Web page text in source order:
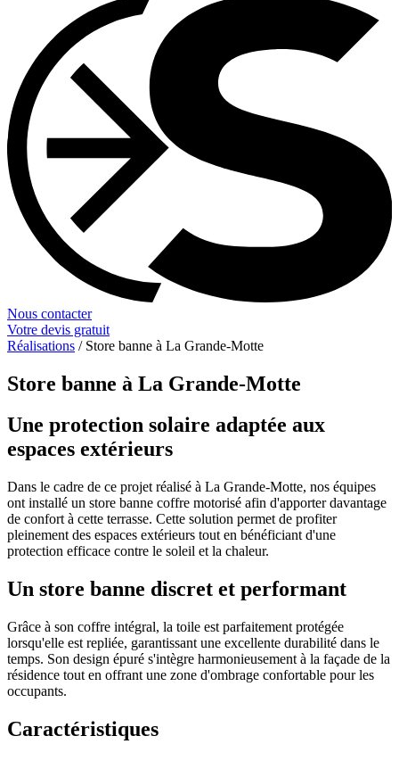
Nous contacter
Votre devis gratuit
Réalisations / Store banne à La Grande-Motte
Store banne à La Grande-Motte
Une protection solaire adaptée aux
espaces extérieurs
Dans le cadre de ce projet réalisé à La Grande-Motte, nos équipes
ont installé un store banne coffre motorisé afin d'apporter davantage
de confort à cette terrasse. Cette solution permet de profiter
pleinement des espaces extérieurs tout en bénéficiant d'une
protection efficace contre le soleil et la chaleur.
Un store banne discret et performant
Grâce à son coffre intégral, la toile est parfaitement protégée
lorsqu'elle est repliée, garantissant une excellente durabilité dans le
temps. Son design épuré s'intègre harmonieusement à la façade de la
résidence tout en offrant une zone d'ombrage confortable pour les
occupants.
Caractéristiques